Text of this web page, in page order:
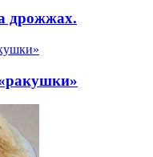
дрожжах.